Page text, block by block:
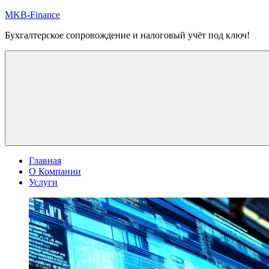
Перейти
содержимому
MKB-Finance
Бухгалтерское сопровождение и налоговый учёт под ключ!
Главная
О Компании
Услуги